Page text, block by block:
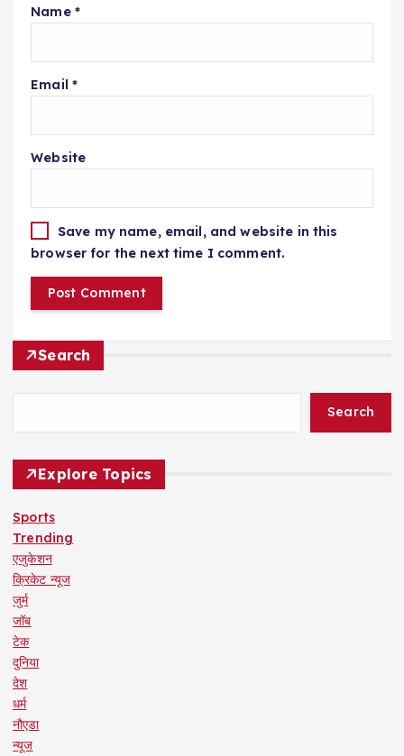
Name *
Email *
Website
Save my name, email, and website in this
browser for the next time I comment.
Search
Search
Explore Topics
Sports
Trending
एजुकेशन
क्रिकेट न्यूज
जुर्म
जॉब
टेक
दुनिया
देश
धर्म
नौएडा
न्यूज